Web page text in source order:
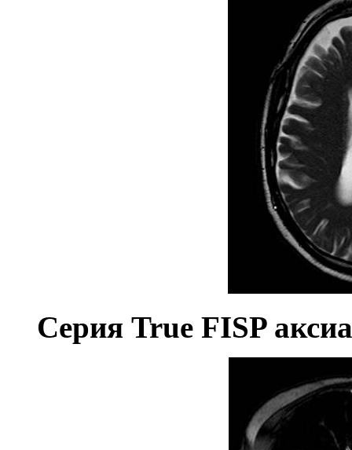
Серия True FISP